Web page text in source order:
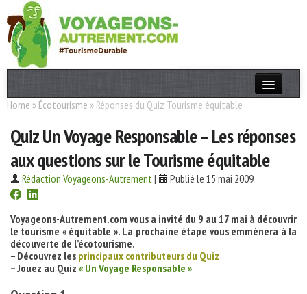
Actualités
T. Responsable
Destinations
Acteurs
Thèmes
OK
Home » Écotourisme » Réponses du Quiz Tourisme équitable
Quiz Un Voyage Responsable – Les réponses
aux questions sur le Tourisme équitable
Rédaction Voyageons-Autrement| Publié le 15 mai 2009
Voyageons-Autrement.com vous a invité du 9 au 17 mai à découvrir
le tourisme « équitable ». La prochaine étape vous emmènera à la
découverte de l’écotourisme.
– Découvrez les principaux contributeurs du Quiz
– Jouez au Quiz « Un Voyage Responsable »